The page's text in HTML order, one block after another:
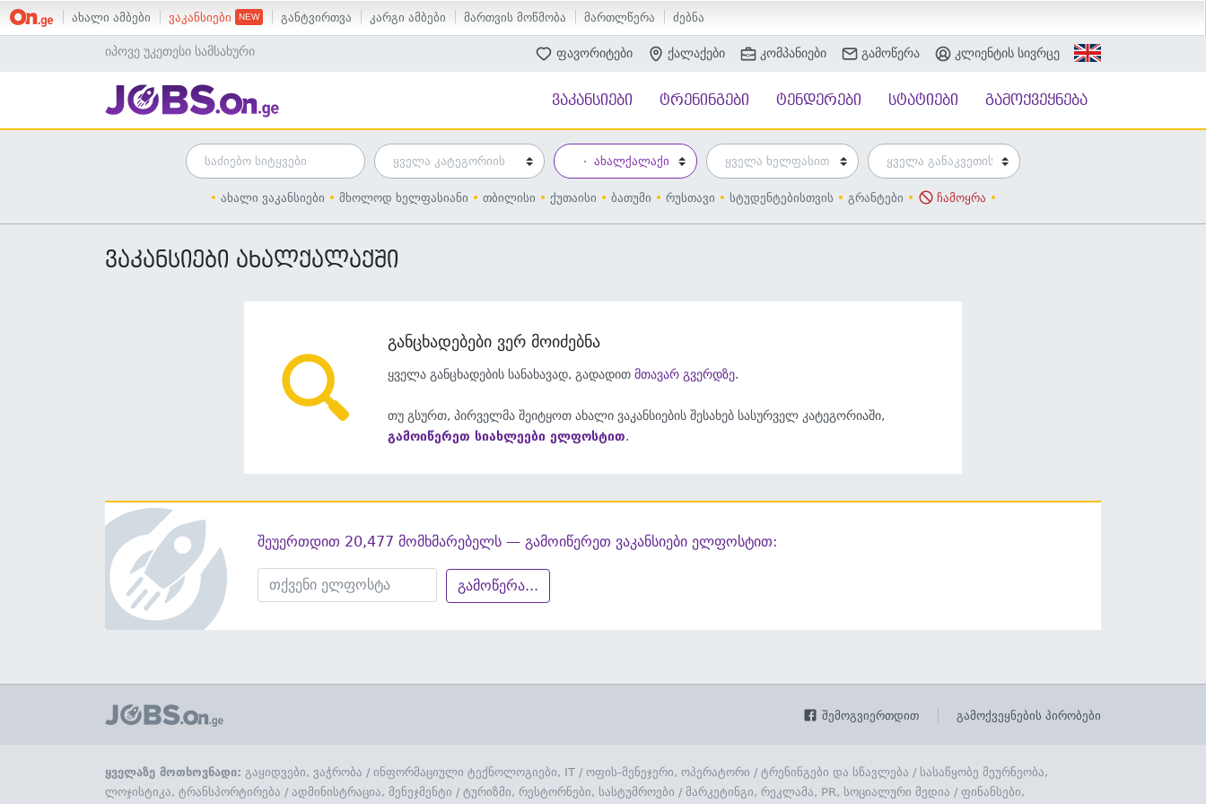
ახალი ამბები ვაკანსიები განტვირთვა კარგი ამბები მართვის მოწმობა მართლწერა ძებნა
იპოვე უკეთესი სამსახური ფავორიტები ქალაქები კომპანიები გამოწერა კლიენტის სივრცე
ვაკანსიები ტრენინგები ტენდერები სტატიები გამოქვეყნება
ახალი ვაკანსიები მხოლოდ ხელფასიანი თბილისი ქუთაისი ბათუმი რუსთავი სტუდენტებისთვის გრანტები ჩამოყრა
ვაკანსიები ახალქალაქში
განცხადებები ვერ მოიძებნა
ყველა განცხადების სანახავად, გადადით მთავარ გვერდზე.
თუ გსურთ, პირველმა შეიტყოთ ახალი ვაკანსიების შესახებ სასურველ კატეგორიაში,
გამოიწერეთ სიახლეები ელფოსტით.
შეუერთდით 20,477 მომხმარებელს — გამოიწერეთ ვაკანსიები ელფოსტით:
გამოწერა...
შემოგვიერთდით გამოქვეყნების პირობები
ყველაზე მოთხოვნადი: გაყიდვები, ვაჭრობა / ინფორმაციული ტექნოლოგიები, IT / ოფის-მენეჯერი, ოპერატორი / ტრენინგები და სწავლება / სასაწყობე მეურნეობა,
ლოჯისტიკა, ტრანსპორტირება / ადმინისტრაცია, მენეჯმენტი / ტურიზმი, რესტორნები, სასტუმროები / მარკეტინგი, რეკლამა, PR, სოციალური მედია / ფინანსები,